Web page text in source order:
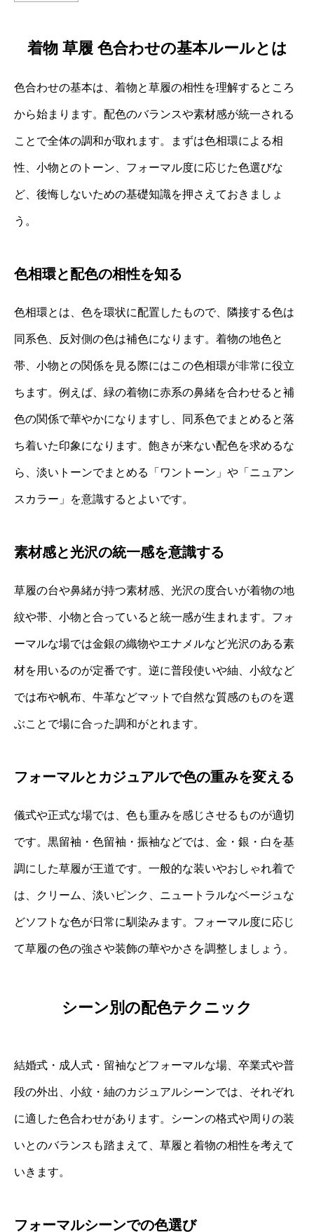
着物 草履 色合わせの基本ルールとは
色合わせの基本は、着物と草履の相性を理解するところ
から始まります。配色のバランスや素材感が統一される
ことで全体の調和が取れます。まずは色相環による相
性、小物とのトーン、フォーマル度に応じた色選びな
ど、後悔しないための基礎知識を押さえておきましょ
う。
色相環と配色の相性を知る
色相環とは、色を環状に配置したもので、隣接する色は
同系色、反対側の色は補色になります。着物の地色と
帯、小物との関係を見る際にはこの色相環が非常に役立
ちます。例えば、緑の着物に赤系の鼻緒を合わせると補
色の関係で華やかになりますし、同系色でまとめると落
ち着いた印象になります。飽きが来ない配色を求めるな
ら、淡いトーンでまとめる「ワントーン」や「ニュアン
スカラー」を意識するとよいです。
素材感と光沢の統一感を意識する
草履の台や鼻緒が持つ素材感、光沢の度合いが着物の地
紋や帯、小物と合っていると統一感が生まれます。フォ
ーマルな場では金銀の織物やエナメルなど光沢のある素
材を用いるのが定番です。逆に普段使いや紬、小紋など
では布や帆布、牛革などマットで自然な質感のものを選
ぶことで場に合った調和がとれます。
フォーマルとカジュアルで色の重みを変える
儀式や正式な場では、色も重みを感じさせるものが適切
です。黒留袖・色留袖・振袖などでは、金・銀・白を基
調にした草履が王道です。一般的な装いやおしゃれ着で
は、クリーム、淡いピンク、ニュートラルなベージュな
どソフトな色が日常に馴染みます。フォーマル度に応じ
て草履の色の強さや装飾の華やかさを調整しましょう。
シーン別の配色テクニック
結婚式・成人式・留袖などフォーマルな場、卒業式や普
段の外出、小紋・紬のカジュアルシーンでは、それぞれ
に適した色合わせがあります。シーンの格式や周りの装
いとのバランスも踏まえて、草履と着物の相性を考えて
いきます。
フォーマルシーンでの色選び